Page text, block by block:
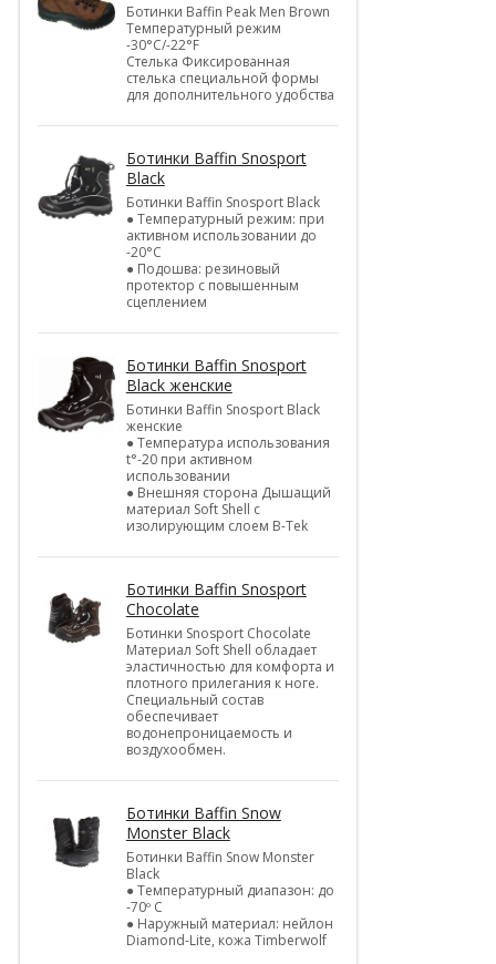
Ботинки Baffin Peak Men Brown
Температурный режим
-30°С/-22°F
Стелька Фиксированная
стелька специальной формы
для дополнительного удобства
Ботинки Baffin Snosport
Black
Ботинки Baffin Snosport Black
● Температурный режим: при
активном использовании до
-20°С
● Подошва: резиновый
протектор с повышенным
сцеплением
Ботинки Baffin Snosport
Black женские
Ботинки Baffin Snosport Black
женские
● Температура использования
t°-20 при активном
использовании
● Внешняя сторона Дышащий
материал Soft Shell с
изолирующим слоем B-Tek
Ботинки Baffin Snosport
Chocolate
Ботинки Snosport Chocolate
Материал Soft Shell обладает
эластичностью для комфорта и
плотного прилегания к ноге.
Специальный состав
обеспечивает
водонепроницаемость и
воздухообмен.
Ботинки Baffin Snow
Monster Black
Ботинки Baffin Snow Monster
Black
● Температурный диапазон: до
-70º C
● Наружный материал: нейлон
Diamond-Lite, кожа Timberwolf